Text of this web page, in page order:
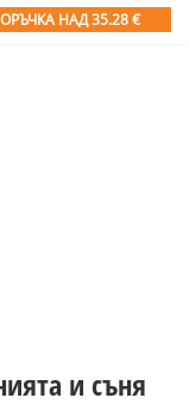
НАД 35.28 €
и съня